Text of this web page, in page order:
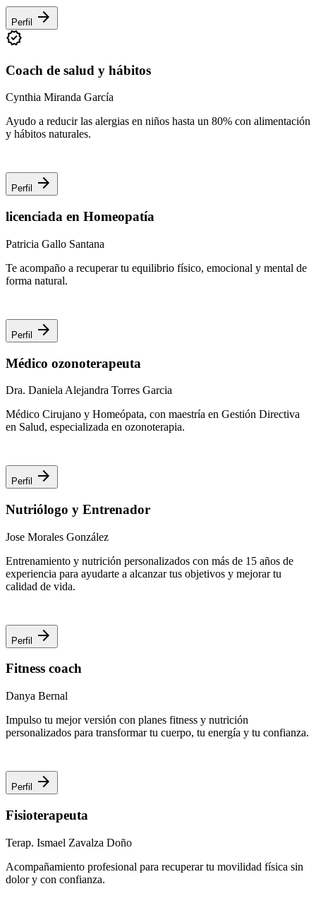
Perfil
arrow_forward
verified
Coach de salud y hábitos
Cynthia Miranda García
Ayudo a reducir las alergias en niños hasta un 80% con alimentación
y hábitos naturales.
Perfil arrow_forward
licenciada en Homeopatía
Patricia Gallo Santana
Te acompaño a recuperar tu equilibrio físico, emocional y mental de
forma natural.
Perfil arrow_forward
Médico ozonoterapeuta
Dra. Daniela Alejandra Torres Garcia
Médico Cirujano y Homeópata, con maestría en Gestión Directiva
en Salud, especializada en ozonoterapia.
Perfil arrow_forward
Nutriólogo y Entrenador
Jose Morales González
Entrenamiento y nutrición personalizados con más de 15 años de
experiencia para ayudarte a alcanzar tus objetivos y mejorar tu
calidad de vida.
Perfil arrow_forward
Fitness coach
Danya Bernal
Impulso tu mejor versión con planes fitness y nutrición
personalizados para transformar tu cuerpo, tu energía y tu confianza.
Perfil arrow_forward
Fisioterapeuta
Terap. Ismael Zavalza Doño
Acompañamiento profesional para recuperar tu movilidad física sin
dolor y con confianza.